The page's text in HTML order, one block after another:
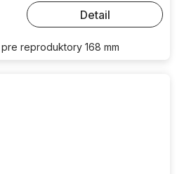
Detail
reproduktory 168 mm